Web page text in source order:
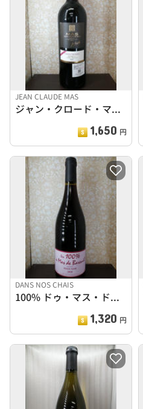
JEAN CLAUDE MAS
ジャン・クロード・マス 2022
1,650 円
DANS NOS CHAIS
100% ドゥ・マス・ドゥ・バレイル2020
1,320 円